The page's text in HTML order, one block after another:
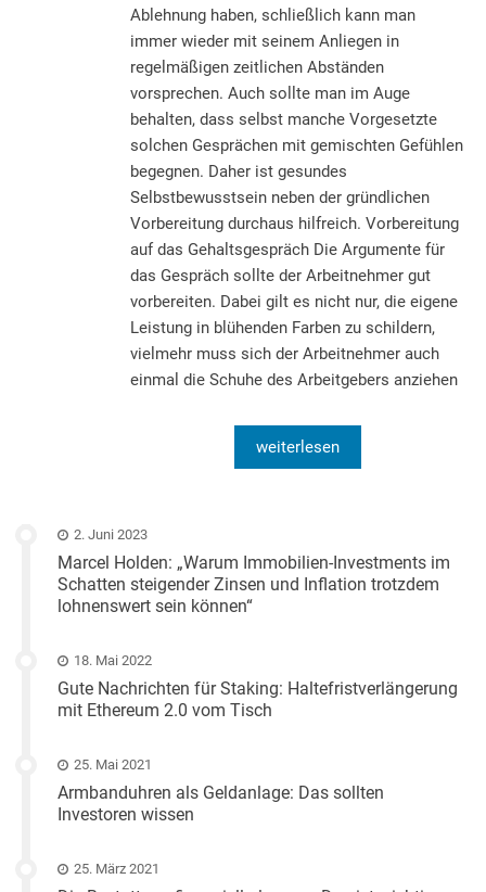
Ablehnung haben, schließlich kann man
immer wieder mit seinem Anliegen in
regelmäßigen zeitlichen Abständen
vorsprechen. Auch sollte man im Auge
behalten, dass selbst manche Vorgesetzte
solchen Gesprächen mit gemischten Gefühlen
begegnen. Daher ist gesundes
Selbstbewusstsein neben der gründlichen
Vorbereitung durchaus hilfreich. Vorbereitung
auf das Gehaltsgespräch Die Argumente für
das Gespräch sollte der Arbeitnehmer gut
vorbereiten. Dabei gilt es nicht nur, die eigene
Leistung in blühenden Farben zu schildern,
vielmehr muss sich der Arbeitnehmer auch
einmal die Schuhe des Arbeitgebers anziehen
weiterlesen
2. Juni 2023
Marcel Holden: „Warum Immobilien-Investments im
Schatten steigender Zinsen und Inflation trotzdem
lohnenswert sein können“
18. Mai 2022
Gute Nachrichten für Staking: Haltefristverlängerung
mit Ethereum 2.0 vom Tisch
25. Mai 2021
Armbanduhren als Geldanlage: Das sollten
Investoren wissen
25. März 2021